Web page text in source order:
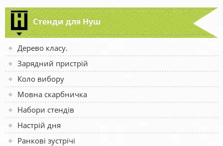
Стенди для Нуш
Дерево класу.
Зарядний пристрій
Коло вибору
Мовна скарбничка
Набори стендів
Настрій дня
Ранкові зустрічі